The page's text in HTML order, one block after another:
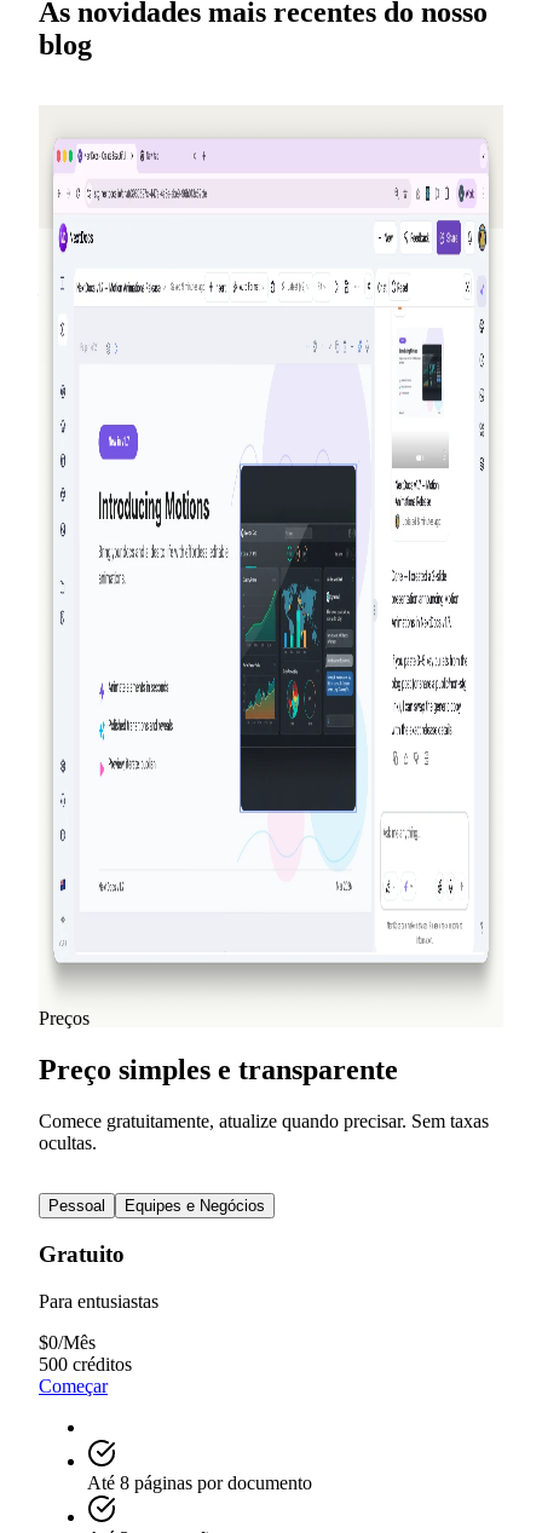
As novidades mais recentes do nosso
blog
Indique amigos, ganhe créditos — NextDocs
v1.10
Um novo programa de indicação que rende créditos para
— até US$50 por mês. Além disso, uma página pública de
Ofertas, modelos Premium para Pro+ e Ultra, e uma
recapitulação sobre Memória de IA.
Leia mais
2026-03-27
Totalmente com agência: como o NextDocs
cria, verifica e refina seus documentos e
apresentações
NextDocs não gera apenas algo e torce pelo melhor. Com a
v1.8, a IA cria o seu documento, revisa visualmente o que
foi criado e o refina — tudo antes de você ver o resultado.
Nenhuma outra ferramenta de documentos ou apresentações
2026-03-14
NextDocs v1.7.0: Animacoes de Movimento,
Exportacao de Video e Mais
Adicione animacoes de entrada, saida e enfase a qualquer
objeto nas suas apresentacoes. O NextDocs v1.7.0 traz
animacoes de movimento, exportacao de video e uma
experiencia de marketing redesenhada.
Leia mais
Ver todos os posts do blog
Preços
Preço simples e transparente
Comece gratuitamente, atualize quando precisar. Sem taxas
ocultas.
Pessoal Equipes e Negócios
Gratuito
Para entusiastas
$0/Mês
500 créditos
Começar
Até 8 páginas por documento